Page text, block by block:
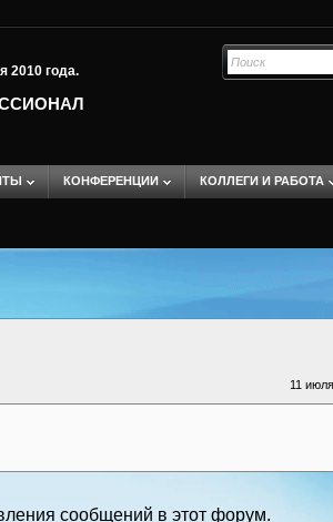
2010 года.
КОНФЕРЕНЦИИ КОЛЛЕГИ И РАБОТА
11
сообщений в этот форум.